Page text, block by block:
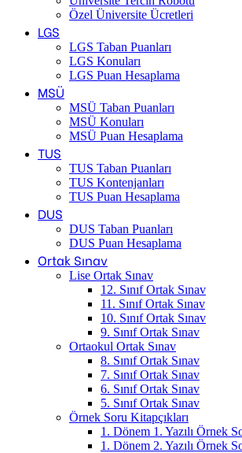
Özel Üniversite Ücretleri
LGS
LGS Taban Puanları
LGS Konuları
LGS Puan Hesaplama
MSÜ
MSÜ Taban Puanları
MSÜ Konuları
MSÜ Puan Hesaplama
TUS
TUS Taban Puanları
TUS Kontenjanları
TUS Puan Hesaplama
DUS
DUS Taban Puanları
DUS Puan Hesaplama
Ortak Sınav
Lise Ortak Sınav
12. Sınıf Ortak Sınav
11. Sınıf Ortak Sınav
10. Sınıf Ortak Sınav
9. Sınıf Ortak Sınav
Ortaokul Ortak Sınav
8. Sınıf Ortak Sınav
7. Sınıf Ortak Sınav
6. Sınıf Ortak Sınav
5. Sınıf Ortak Sınav
Örnek Soru Kitapçıkları
1. Dönem 1. Yazılı Örnek
1. Dönem 2. Yazılı Örnek